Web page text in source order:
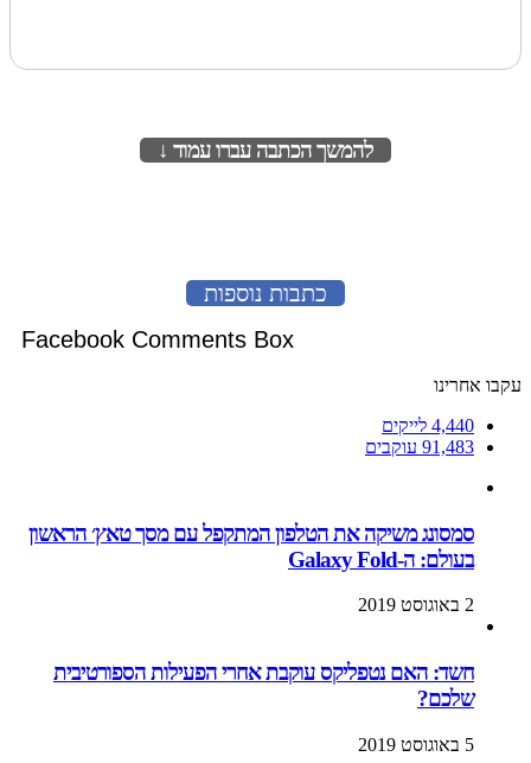
להמשך הכתבה עברו עמוד ↓
כתבות נוספות
Facebook Comments Box
עקבו אחרינו
4,440 לייקים
91,483 עוקבים
סמסונג משיקה את הטלפון המתקפל עם מסך טאץ׳ הראשון
בעולם: ה-Galaxy Fold
2 באוגוסט 2019
חשד: האם נטפליקס עוקבת אחרי הפעילות הספורטיבית
שלכם?
5 באוגוסט 2019